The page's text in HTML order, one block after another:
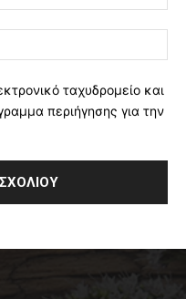
ταχυδρομείο και
περιήγησης για την